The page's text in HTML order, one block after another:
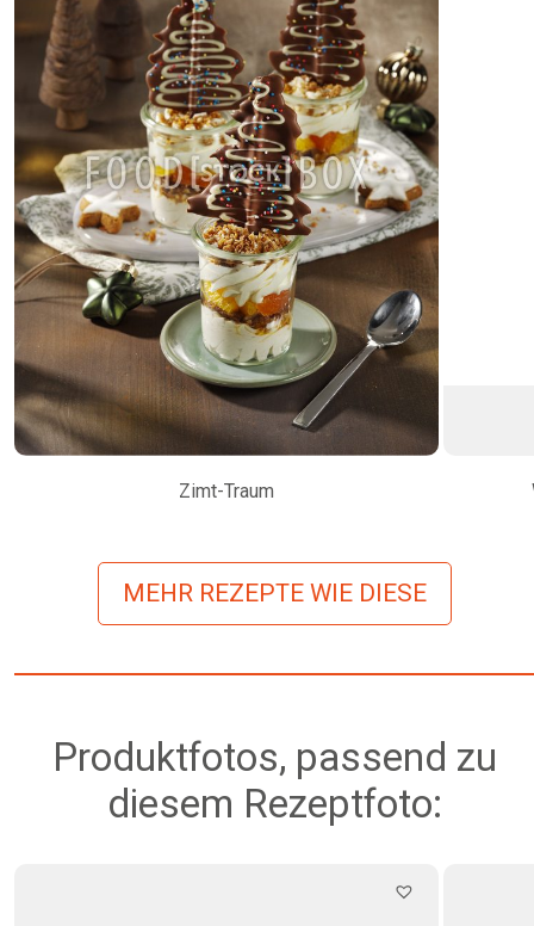
Zimt-Traum
MEHR REZEPTE WIE DIESE
Produktfotos, passend zu
diesem Rezeptfoto: